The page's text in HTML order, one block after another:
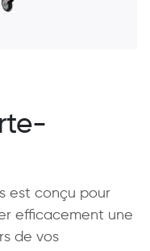
est conçu pour
efficacement une
de vos